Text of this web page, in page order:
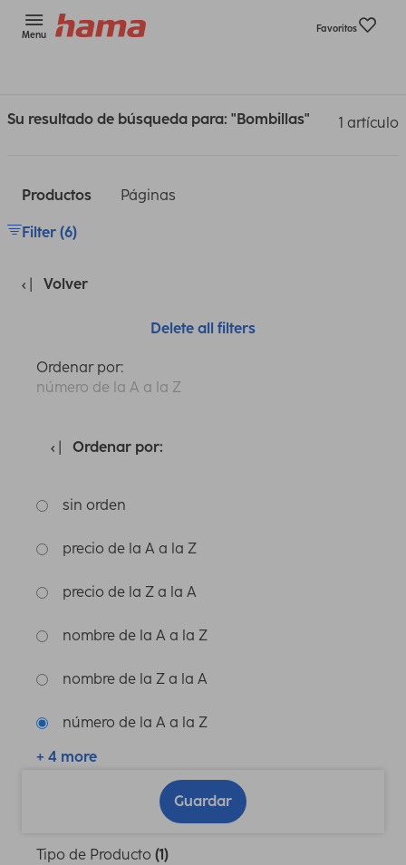
Menu
Favoritos
Su resultado de búsqueda para: "Bombillas" 1 artículo
Productos Páginas
Filter (6)
Volver
Delete all filters
Ordenar por:
número de la A a la Z
Ordenar por:
sin orden
precio de la A a la Z
precio de la Z a la A
nombre de la A a la Z
nombre de la Z a la A
número de la A a la Z
+ 4 more
Guardar
Tipo de Producto (1)